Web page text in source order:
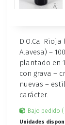
D.O.Ca.
Alavesa) –
plantado en
con grava –
nuevas –
carácter.
Bajo pedido (
Unidades